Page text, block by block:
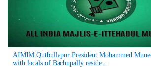
AIMIM Qutbullapur President Mohammed
with locals of Bachupally reside...